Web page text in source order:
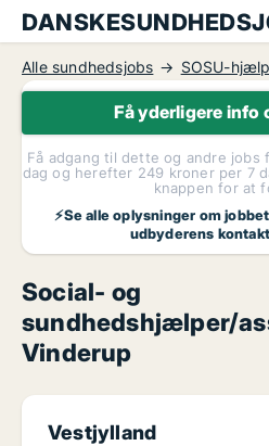
Alle sundhedsjobs SOSU-
Få yderligere info
Få adgang til dette og andre
dag og herefter 249 kroner per 7
knappen for at
⚡Se alle oplysninger om
udbyderens
Social- og
sundhedshjælper/
Vinderup
Vestjylland